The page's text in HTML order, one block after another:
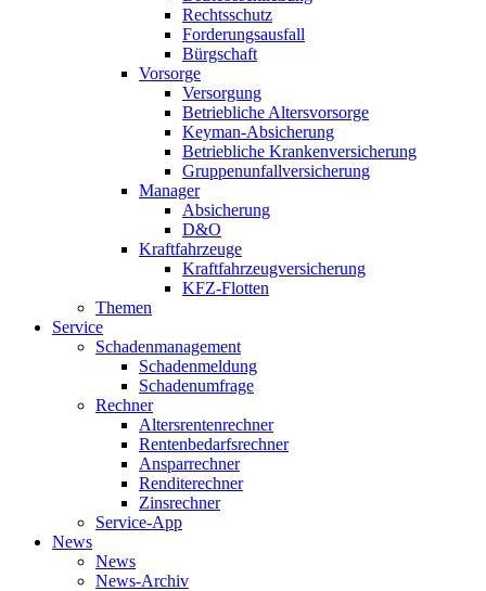
Rechtsschutz
Forderungsausfall
Bürgschaft
Vorsorge
Versorgung
Betriebliche Altersvorsorge
Keyman-Absicherung
Betriebliche Krankenversicherung
Gruppenunfallversicherung
Manager
Absicherung
D&O
Kraftfahrzeuge
Kraftfahrzeugversicherung
KFZ-Flotten
Themen
Service
Schadenmanagement
Schadenmeldung
Schadenumfrage
Rechner
Altersrentenrechner
Rentenbedarfsrechner
Ansparrechner
Renditerechner
Zinsrechner
Service-App
News
News
News-Archiv